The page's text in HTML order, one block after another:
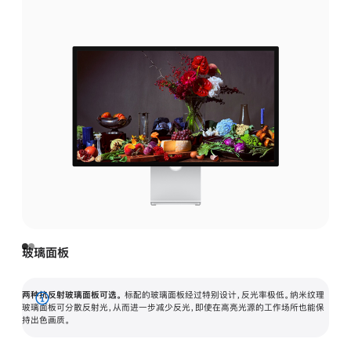
玻璃面板
两种抗反射玻璃面板可选。 标配的玻璃面板经过特别设计，反光率极低。纳米纹理
玻璃面板可分散反射光，从而进一步减少反光，即使在高亮光源的工作场所也能保
持出色画质。
展
开